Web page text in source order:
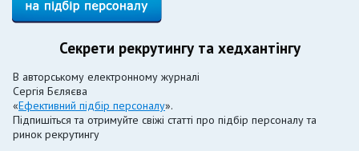
Секрети рекрутингу та хедхантінгу
В авторському електронному журналі
Сергія Бєляєва
«Ефективний підбір персоналу».
Підпишіться та отримуйте свіжі статті про підбір персоналу та
ринок рекрутингу